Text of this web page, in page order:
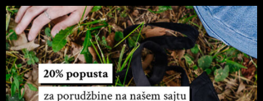
Dan borca – 80